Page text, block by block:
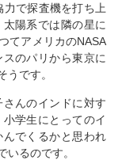
で探査機を打ち上
陽系では隣の星に
てアメリカのNASA
のパリから東京に
です。
んのインドに対す
学生にとってのイ
でくるかと思われ
いるのです。